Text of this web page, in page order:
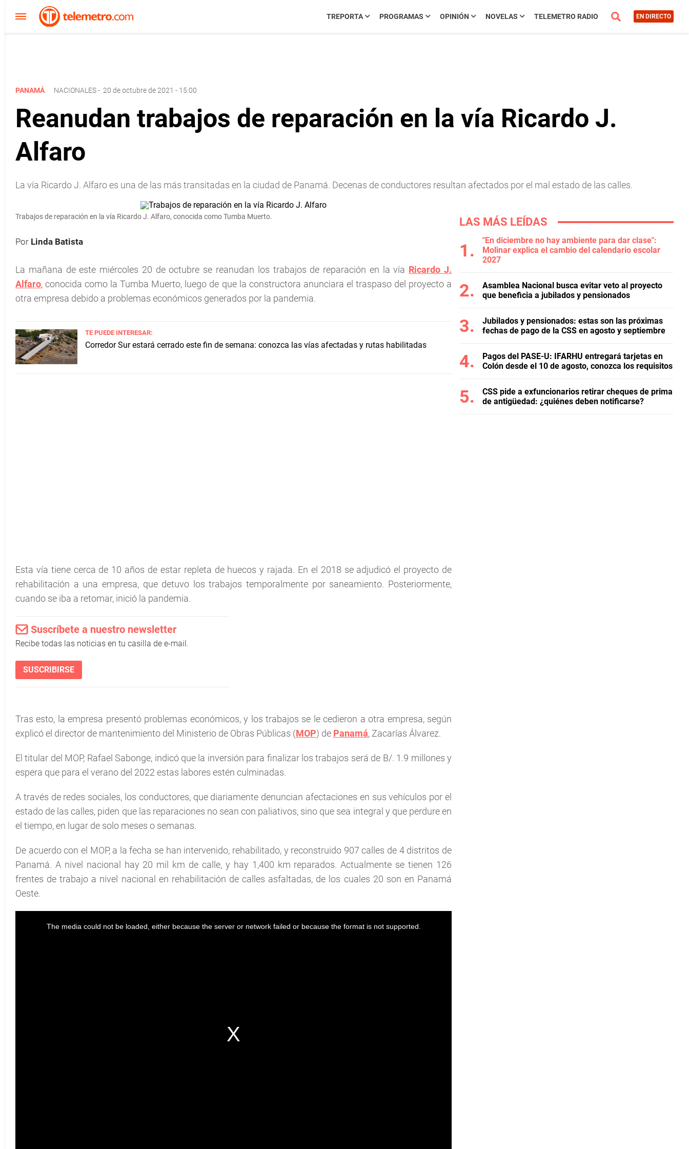
TREPORTA PROGRAMAS OPINIÓN NOVELAS TELEMETRO RADIO EN DIRECTO
PANAMÁ NACIONALES- 20 de octubre de 2021 - 15:00
Reanudan trabajos de reparación en la vía Ricardo J.
Alfaro
La vía Ricardo J. Alfaro es una de las más transitadas en la ciudad de Panamá. Decenas de conductores resultan afectados por el mal estado de las calles.
Trabajos de reparación en la vía Ricardo J. Alfaro, conocida como Tumba Muerto.
Por Linda Batista
La mañana de este miércoles 20 de octubre se reanudan los trabajos de reparación en la vía Ricardo J.
Alfaro, conocida como la Tumba Muerto, luego de que la constructora anunciara el traspaso del proyecto a
otra empresa debido a problemas económicos generados por la pandemia.
TE PUEDE INTERESAR:
Corredor Sur estará cerrado este fin de semana: conozca las vías afectadas y rutas habilitadas
Esta vía tiene cerca de 10 años de estar repleta de huecos y rajada. En el 2018 se adjudicó el proyecto de
rehabilitación a una empresa, que detuvo los trabajos temporalmente por saneamiento. Posteriormente,
cuando se iba a retomar, inició la pandemia.
Suscríbete a nuestro newsletter
Recibe todas las noticias en tu casilla de e-mail.
SUSCRIBIRSE
Tras esto, la empresa presentó problemas económicos, y los trabajos se le cedieron a otra empresa, según
explicó el director de mantenimiento del Ministerio de Obras Públicas (MOP) de Panamá, Zacarías Álvarez.
El titular del MOP, Rafael Sabonge, indicó que la inversión para finalizar los trabajos será de B/. 1.9 millones y
espera que para el verano del 2022 estas labores estén culminadas.
A través de redes sociales, los conductores, que diariamente denuncian afectaciones en sus vehículos por el
estado de las calles, piden que las reparaciones no sean con paliativos, sino que sea integral y que perdure en
el tiempo, en lugar de solo meses o semanas.
De acuerdo con el MOP, a la fecha se han intervenido, rehabilitado, y reconstruido 907 calles de 4 distritos de
Panamá. A nivel nacional hay 20 mil km de calle, y hay 1,400 km reparados. Actualmente se tienen 126
frentes de trabajo a nivel nacional en rehabilitación de calles asfaltadas, de los cuales 20 son en Panamá
Oeste.
LAS MÁS LEÍDAS
"En diciembre no hay ambiente para dar clase":
Molinar explica el cambio del calendario escolar
2027
Asamblea Nacional busca evitar veto al proyecto
que beneficia a jubilados y pensionados
Jubilados y pensionados: estas son las próximas
fechas de pago de la CSS en agosto y septiembre
Pagos del PASE-U: IFARHU entregará tarjetas en
Colón desde el 10 de agosto, conozca los requisitos
CSS pide a exfuncionarios retirar cheques de prima
de antigüedad: ¿quiénes deben notificarse?